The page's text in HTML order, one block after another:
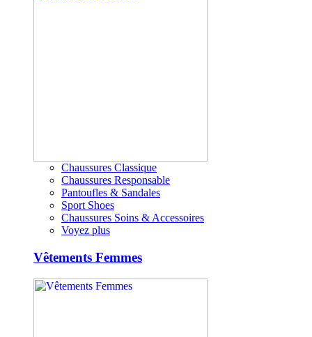
Chaussures Classique
Chaussures Responsable
Pantoufles & Sandales
Sport Shoes
Chaussures Soins & Accessoires
Voyez plus
Vêtements Femmes